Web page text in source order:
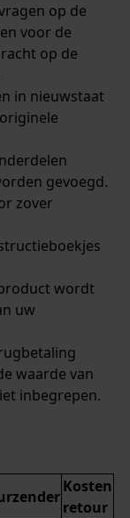
op de
voor de
op de
in nieuwstaat
gevoegd.
zover
wordt
uw
waarde van
inbegrepen.
Kosten
retour